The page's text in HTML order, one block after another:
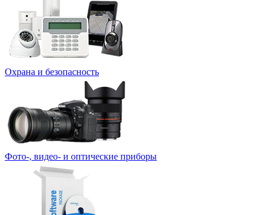
Охрана и безопасность
Фото-, видео- и оптические приборы